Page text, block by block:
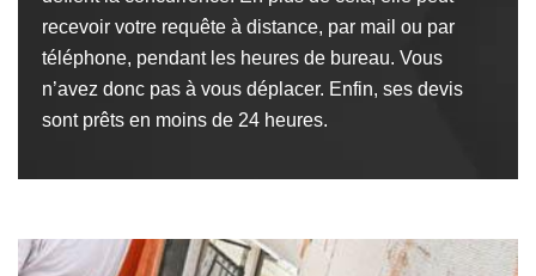
recevoir votre requête à distance, par mail ou par
téléphone, pendant les heures de bureau. Vous
n’avez donc pas à vous déplacer. Enfin, ses devis
sont prêts en moins de 24 heures.